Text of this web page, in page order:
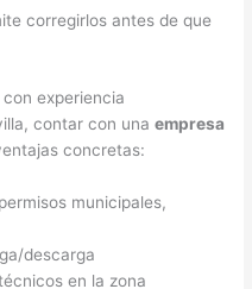
corregirlos antes de que
experiencia
contar con unaempresa
concretas:
municipales,
descarga
en la zona